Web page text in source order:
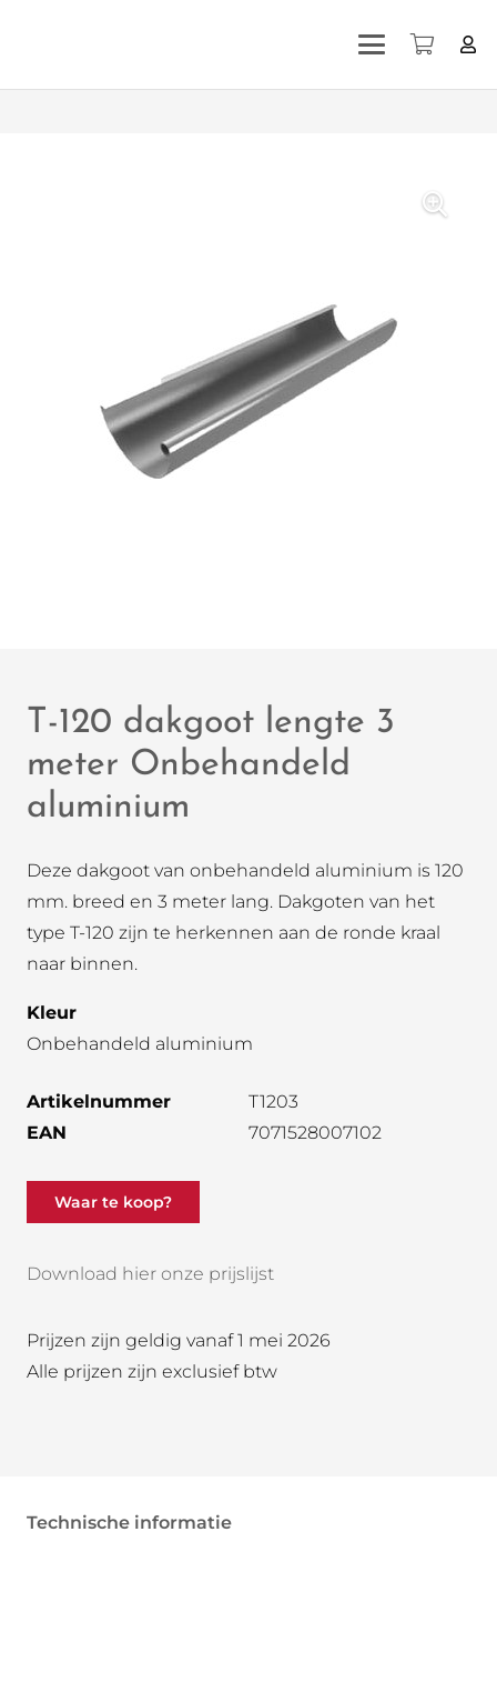
T-120 dakgoot lengte 3
meter Onbehandeld
aluminium
Deze dakgoot van onbehandeld aluminium is 120
mm. breed en 3 meter lang. Dakgoten van het
type T-120 zijn te herkennen aan de ronde kraal
naar binnen.
Kleur
Onbehandeld aluminium
Artikelnummer
T1203
EAN
7071528007102
Waar te koop?
Download hier onze prijslijst
Prijzen zijn geldig vanaf 1 mei 2026
Alle prijzen zijn exclusief btw
Technische informatie